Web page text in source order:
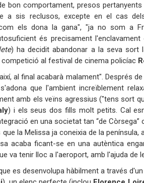
bon comportament, presos
a sis reclusos, excepte en el cas
els dona la gana", "ja no som a
és precisament
) ha decidit abandonar a la seva sort
al festival de cinema policíac
al final acabarà malament". Després
que l'ambient increïblement
amb els veïns agressius ("tens sort
) i els seus dos fills molt petits. Cal
en una societat tan “de
la Melissa ja coneixia de la
acaba ficant-se en una autèntica
va tenir lloc a l'aeroport, amb l'ajuda de
es desenvolupa hàbilment a través